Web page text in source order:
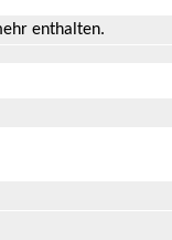
enthalten.